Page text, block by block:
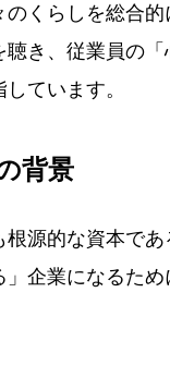
くらしを総合的
き、従業員の
ています。
背景
源的な資本で
企業になるた